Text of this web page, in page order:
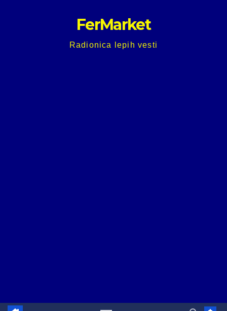
FerMarket
Radionica lepih vesti